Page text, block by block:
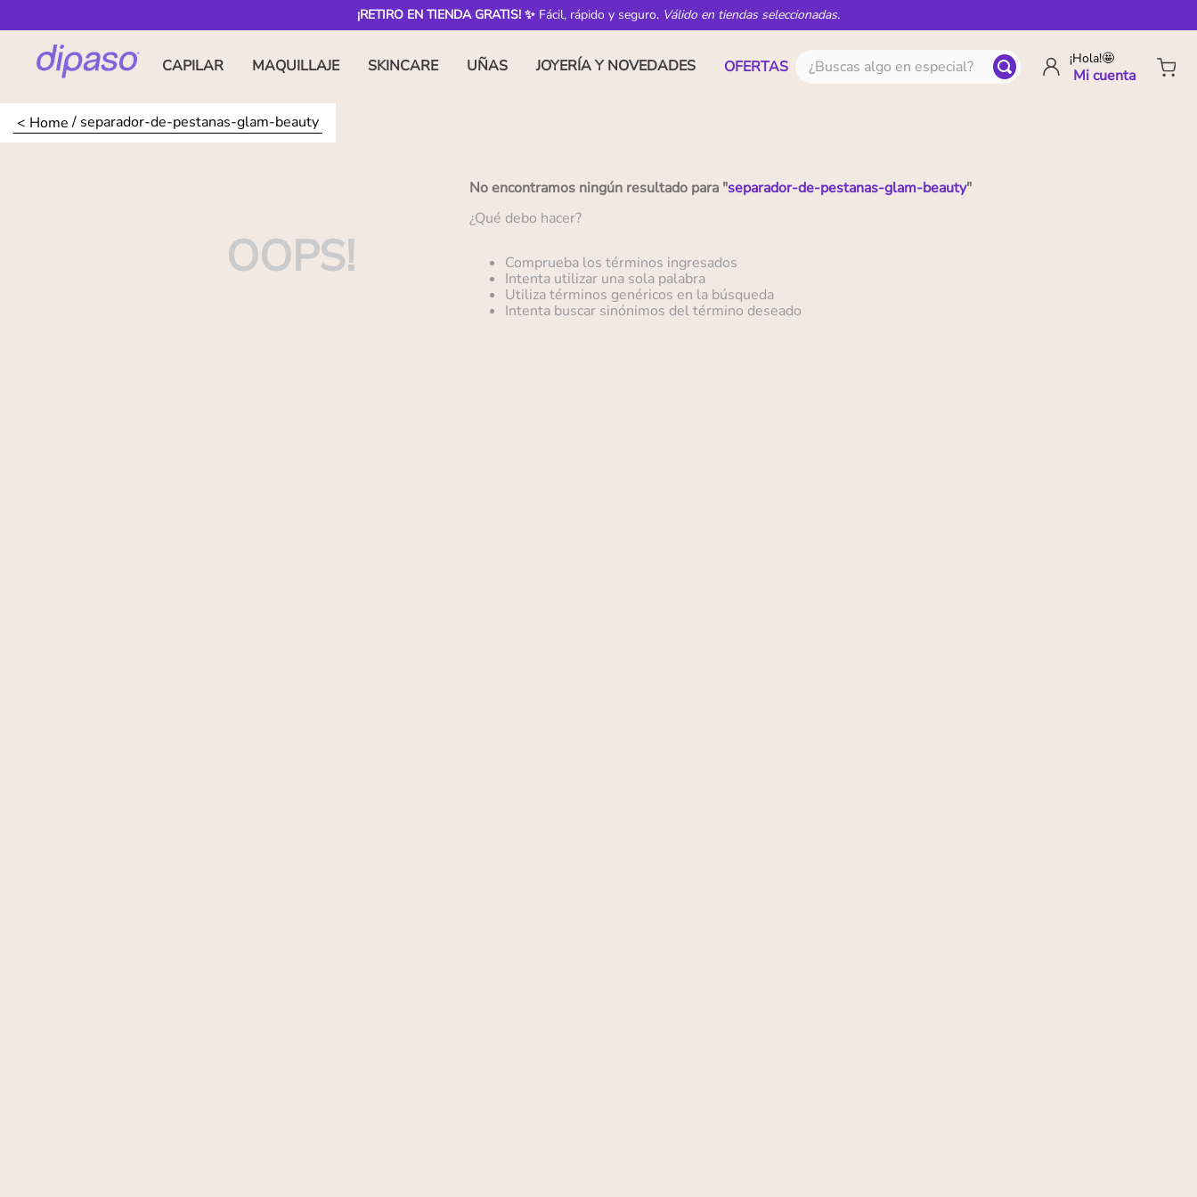
¡RETIRO EN TIENDA GRATIS! ✨ Fácil, rápido y seguro. Válido en tiendas seleccionadas.
CAPILAR MAQUILLAJE SKINCARE UÑAS JOYERÍA Y NOVEDADES OFERTAS ¿Buscas algo en especial? ¡Hola!🤩
separador-de-pestanas-glam-beauty
OOPS!
No encontramos ningún resultado para "separador-de-pestanas-glam-beauty"
¿Qué debo hacer?
Comprueba los términos ingresados
Intenta utilizar una sola palabra
Utiliza términos genéricos en la búsqueda
Intenta buscar sinónimos del término deseado